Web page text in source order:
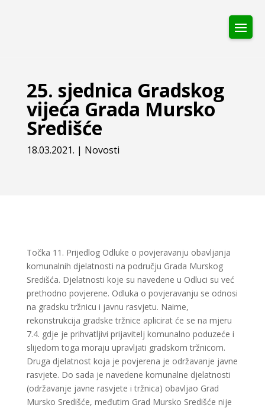
25. sjednica Gradskog
vijeća Grada Mursko
Središće
18.03.2021. | Novosti
Točka 11. Prijedlog Odluke o povjeravanju obavljanja
komunalnih djelatnosti na području Grada Murskog
Središća. Djelatnosti koje su navedene u Odluci su već
prethodno povjerene. Odluka o povjeravanju se odnosi
na gradsku tržnicu i javnu rasvjetu. Naime,
rekonstrukcija gradske tržnice aplicirat će se na mjeru
7.4. gdje je prihvatljivi prijavitelj komunalno poduzeće i
slijedom toga moraju upravljati gradskom tržnicom.
Druga djelatnost koja je povjerena je održavanje javne
rasvjete. Do sada je navedene komunalne djelatnosti
(održavanje javne rasvjete i tržnica) obavljao Grad
Mursko Središće, međutim Grad Mursko Središće nije